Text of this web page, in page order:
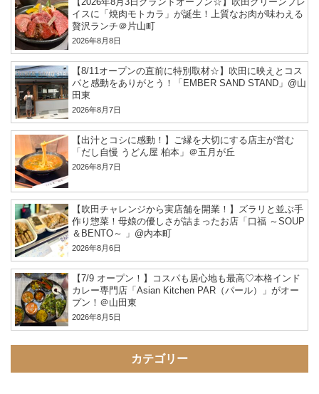
イスに「焼肉モトカラ」が誕生！上質なお肉が味わえる
贅沢ランチ＠片山町
2026年8月8日
【8/11オープンの直前に特別取材☆】吹田に映えとコス
パと感動をありがとう！「EMBER SAND STAND」@山
田東
2026年8月7日
【出汁とコシに感動！】ご縁を大切にする店主が営む
「だし自慢 うどん屋 柏本」＠五月が丘
2026年8月7日
【吹田チャレンジから実店舗を開業！】ズラリと並ぶ手
作り惣菜！母娘の優しさが詰まったお店「口福 ～SOUP
＆BENTO～ 」@内本町
2026年8月6日
【7/9 オープン！】コスパも居心地も最高♡本格インド
カレー専門店「Asian Kitchen PAR（パール）」がオー
プン！＠山田東
2026年8月5日
カテゴリー